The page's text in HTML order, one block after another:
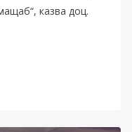
казва доц.